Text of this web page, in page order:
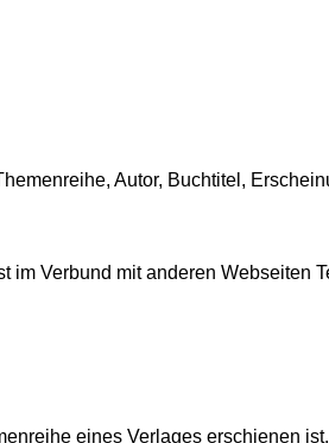
Autor, Buchtitel,
im Verbund mit anderen Webseiten
eines Verlages erschienen ist.